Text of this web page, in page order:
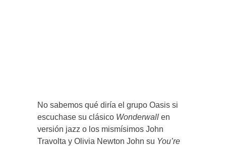
No sabemos qué diría el grupo Oasis si
escuchase su clásico Wonderwall en
versión jazz o los mismísimos John
Travolta y Olivia Newton John su You’re